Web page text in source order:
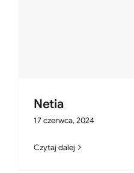
Netia
17 czerwca, 2024
Czytaj dalej